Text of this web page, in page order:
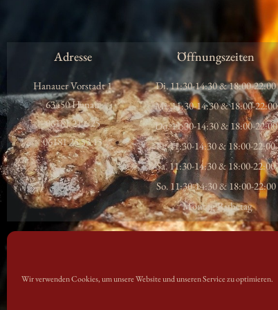
Wir verwenden Cookies, um unsere Website und unseren Service zu optimieren.
Adresse
Hanauer Vorstadt 1
63450 Hanau
06181 21 6 25
06181 25 53 15
Öffnungszeiten
Di. 11:30-14:30 & 18:00-22:00
Mi. 11:30-14:30 & 18:00-22:00
Do. 11:30-14:30 & 18:00-22:00
Fr. 11:30-14:30 & 18:00-22:00
Sa. 11:30-14:30 & 18:00-22:00
So. 11:30-14:30 & 18:00-22:00
Montag Ruhetag